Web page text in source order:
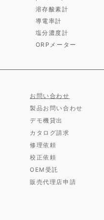
溶存酸素計
導電率計
塩分濃度計
ORPメーター
お問い合わせ
製品お問い合わせ
デモ機貸出
カタログ請求
修理依頼
校正依頼
OEM受託
販売代理店申請